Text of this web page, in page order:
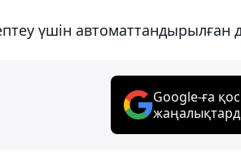
үшін автоматтандырылған
Google-ға